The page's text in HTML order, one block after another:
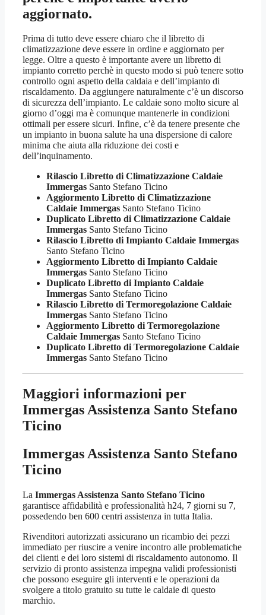
aggiornato.
Prima di tutto deve essere chiaro che il libretto di
climatizzazione deve essere in ordine e aggiornato per
legge. Oltre a questo è importante avere un libretto di
impianto corretto perchè in questo modo si può tenere sotto
controllo ogni aspetto della caldaia e dell’impianto di
riscaldamento. Da aggiungere naturalmente c’è un discorso
di sicurezza dell’impianto. Le caldaie sono molto sicure al
giorno d’oggi ma è comunque mantenerle in condizioni
ottimali per essere sicuri. Infine, c’è da tenere presente che
un impianto in buona salute ha una dispersione di calore
minima che aiuta alla riduzione dei costi e
dell’inquinamento.
Rilascio Libretto di Climatizzazione Caldaie
Immergas Santo Stefano Ticino
Aggiormento Libretto di Climatizzazione
Caldaie Immergas Santo Stefano Ticino
Duplicato Libretto di Climatizzazione Caldaie
Immergas Santo Stefano Ticino
Rilascio Libretto di Impianto Caldaie Immergas
Santo Stefano Ticino
Aggiormento Libretto di Impianto Caldaie
Immergas Santo Stefano Ticino
Duplicato Libretto di Impianto Caldaie
Immergas Santo Stefano Ticino
Rilascio Libretto di Termoregolazione Caldaie
Immergas Santo Stefano Ticino
Aggiormento Libretto di Termoregolazione
Caldaie Immergas Santo Stefano Ticino
Duplicato Libretto di Termoregolazione Caldaie
Immergas Santo Stefano Ticino
Maggiori informazioni per
Immergas Assistenza Santo Stefano
Ticino
Immergas Assistenza Santo Stefano
Ticino
La Immergas Assistenza Santo Stefano Ticino
garantisce affidabilità e professionalità h24, 7 giorni su 7,
possedendo ben 600 centri assistenza in tutta Italia.
Rivenditori autorizzati assicurano un ricambio dei pezzi
immediato per riuscire a venire incontro alle problematiche
dei clienti e dei loro sistemi di riscaldamento autonomo. Il
servizio di pronto assistenza impegna validi professionisti
che possono eseguire gli interventi e le operazioni da
svolgere a titolo gratuito su tutte le caldaie di questo
marchio.